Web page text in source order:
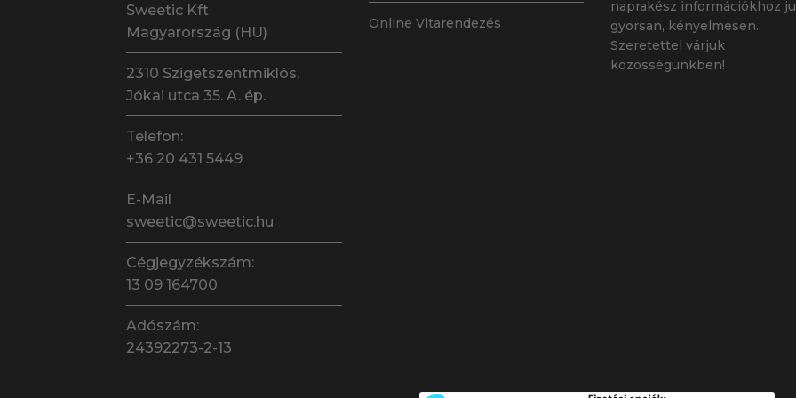
Sweetic Kft
Magyarország (HU)
2310 Szigetszentmiklós,
Jókai utca 35. A. ép.
Telefon:
+36 20 431 5449
E-Mail
sweetic@sweetic.hu
Cégjegyzékszám:
13 09 164700
Adószám:
24392273-2-13
Online Vitarendezés
naprakész információkhoz
gyorsan, kényelmesen.
Szeretettel várjuk
közösségünkben!